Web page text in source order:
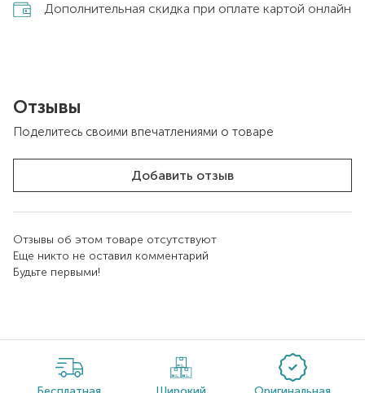
Дополнительная скидка при оплате картой онлайн
Отзывы
Поделитесь своими впечатлениями о товаре
Добавить отзыв
Отзывы об этом товаре отсутствуют
Еще никто не оставил комментарий
Будьте первыми!